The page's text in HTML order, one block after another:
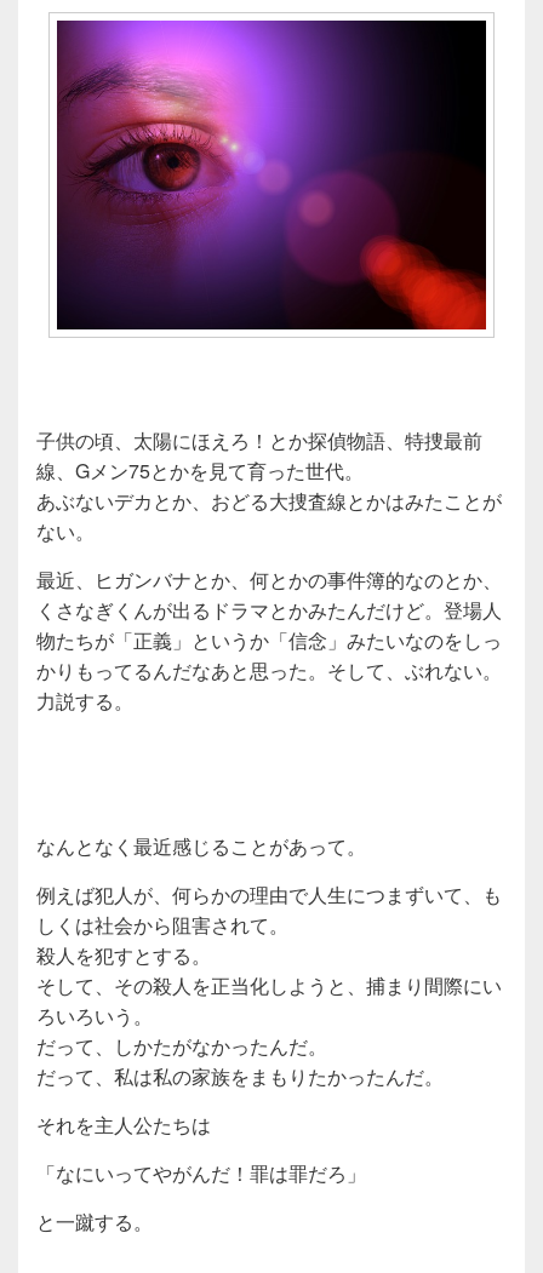
子供の頃、太陽にほえろ！とか探偵物語、特捜最前
線、Gメン75とかを見て育った世代。
あぶないデカとか、おどる大捜査線とかはみたことが
ない。
最近、ヒガンバナとか、何とかの事件簿的なのとか、
くさなぎくんが出るドラマとかみたんだけど。登場人
物たちが「正義」というか「信念」みたいなのをしっ
かりもってるんだなあと思った。そして、ぶれない。
力説する。
なんとなく最近感じることがあって。
例えば犯人が、何らかの理由で人生につまずいて、も
しくは社会から阻害されて。
殺人を犯すとする。
そして、その殺人を正当化しようと、捕まり間際にい
ろいろいう。
だって、しかたがなかったんだ。
だって、私は私の家族をまもりたかったんだ。
それを主人公たちは
「なにいってやがんだ！罪は罪だろ」
と一蹴する。